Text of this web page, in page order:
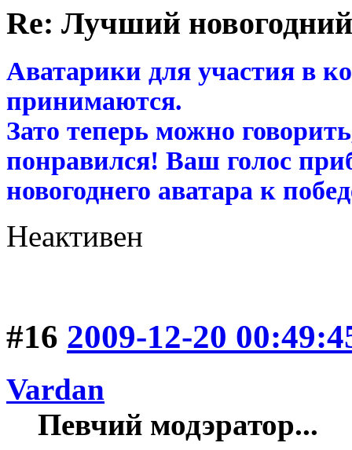
Re: Лучший
Аватарики для участия в
принимаются.
Зато теперь можно
понравился! Ваш голос
новогоднего аватара к
Неактивен
#16 2009-12-20
Vardan
Певчий модэратор...